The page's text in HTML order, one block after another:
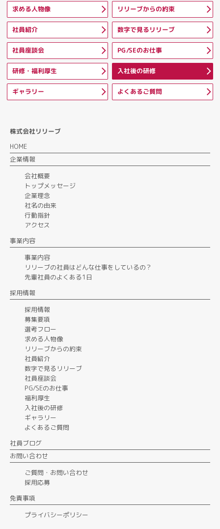
求める人物像 リリーブからの約束
社員紹介 数字で見るリリーブ
社員座談会 PG/SEのお仕事
研修・福利厚生 入社後の研修
ギャラリー よくあるご質問
株式会社リリーブ
HOME
企業情報
会社概要
トップメッセージ
企業理念
社名の由来
行動指針
アクセス
事業内容
事業内容
リリーブの社員はどんな仕事をしているの？
先輩社員のよくある1日
採用情報
採用情報
募集要項
選考フロー
求める人物像
リリーブからの約束
社員紹介
数字で見るリリーブ
社員座談会
PG/SEのお仕事
福利厚生
入社後の研修
ギャラリー
よくあるご質問
社員ブログ
お問い合わせ
ご質問・お問い合わせ
採用応募
免責事項
プライバシーポリシー